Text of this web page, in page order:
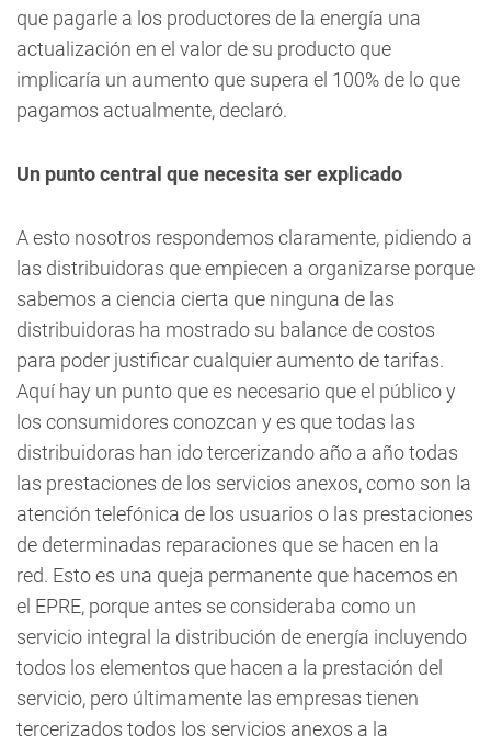
que pagarle a los productores de la energía una
actualización en el valor de su producto que
implicaría un aumento que supera el 100% de lo que
pagamos actualmente, declaró.
Un punto central que necesita ser explicado
A esto nosotros respondemos claramente, pidiendo a
las distribuidoras que empiecen a organizarse porque
sabemos a ciencia cierta que ninguna de las
distribuidoras ha mostrado su balance de costos
para poder justificar cualquier aumento de tarifas.
Aquí hay un punto que es necesario que el público y
los consumidores conozcan y es que todas las
distribuidoras han ido tercerizando año a año todas
las prestaciones de los servicios anexos, como son la
atención telefónica de los usuarios o las prestaciones
de determinadas reparaciones que se hacen en la
red. Esto es una queja permanente que hacemos en
el EPRE, porque antes se consideraba como un
servicio integral la distribución de energía incluyendo
todos los elementos que hacen a la prestación del
servicio, pero últimamente las empresas tienen
tercerizados todos los servicios anexos a la